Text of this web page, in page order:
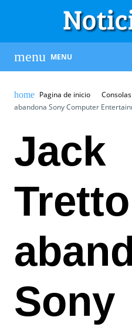
MENU
Pagina de inicio
abandona Sony Computer
Jack
Sony